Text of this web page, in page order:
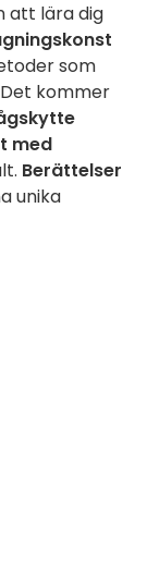
att lära dig
som
kommer
med
Berättelser
unika